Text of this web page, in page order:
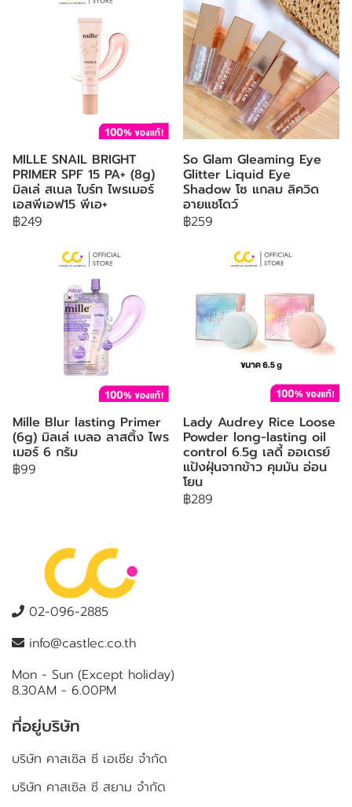
MILLE SNAIL BRIGHT
PRIMER SPF 15 PA+ (8g)
มิลเล่ สเนล ไบร์ท ไพรเมอร์
เอสพีเอฟ15 พีเอ+
฿249
So Glam Gleaming Eye
Glitter Liquid Eye
Shadow โซ แกลม ลิควิด
อายแชโดว์
฿259
Mille Blur lasting Primer
(6g) มิลเล่ เบลอ ลาสติ้ง ไพร
เมอร์ 6 กรัม
฿99
Lady Audrey Rice Loose
Powder long-lasting oil
control 6.5g เลดี้ ออเดรย์
แป้งฝุ่นจากข้าว คุมมัน อ่อน
โยน
฿289
02-096-2885
info@castlec.co.th
Mon - Sun (Except holiday)
8.30AM - 6.00PM
ที่อยู่บริษัท
บริษัท คาสเซิล ซี เอเชีย จำกัด
บริษัท คาสเซิล ซี สยาม จำกัด